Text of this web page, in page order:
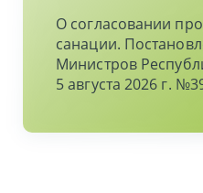
О согласовании
санации.
Министров
5 августа 2026 г.